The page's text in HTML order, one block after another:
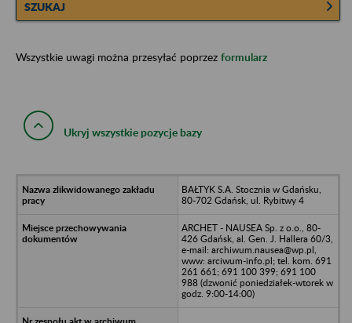
SZUKAJ
Wszystkie uwagi można przesyłać poprzez formularz
Ukryj wszystkie pozycje bazy
BAŁTYK S.A. Stocznia w Gdańsku,
80-702 Gdańsk, ul. Rybitwy 4
ARCHET - NAUSEA Sp. z o.o., 80-
426 Gdańsk, al. Gen. J. Hallera 60/3,
e-mail: archiwum.nausea@wp.pl,
www: arciwum-info.pl; tel. kom. 691
261 661; 691 100 399; 691 100
988 (dzwonić poniedziałek-wtorek w
godz. 9:00-14:00)